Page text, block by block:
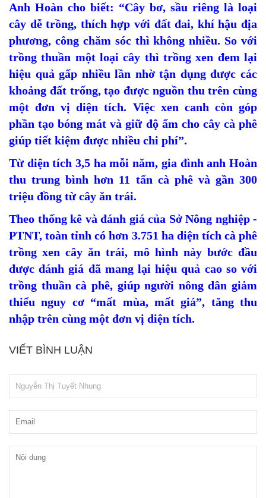
Anh Hoàn cho biết: “Cây bơ, sầu riêng là loại
cây dễ trồng, thích hợp với đất đai, khí hậu địa
phương, công chăm sóc thì không nhiều. So với
trồng thuần một loại cây thì trồng xen đem lại
hiệu quả gấp nhiều lần nhờ tận dụng được các
khoảng đất trống, tạo được nguồn thu trên cùng
một đơn vị diện tích. Việc xen canh còn góp
phần tạo bóng mát và giữ độ ẩm cho cây cà phê
giúp tiết kiệm được nhiều chi phí”.
Từ diện tích 3,5 ha mỗi năm, gia đình anh Hoàn
thu trung bình hơn 11 tấn cà phê và gần 300
triệu đồng từ cây ăn trái.
Theo thống kê và đánh giá của Sở Nông nghiệp -
PTNT, toàn tỉnh có hơn 3.751 ha diện tích cà phê
trồng xen cây ăn trái, mô hình này bước đầu
được đánh giá đã mang lại hiệu quả cao so với
trồng thuần cà phê, giúp người nông dân giảm
thiểu nguy cơ “mất mùa, mất giá”, tăng thu
nhập trên cùng một đơn vị diện tích.
VIẾT BÌNH LUẬN